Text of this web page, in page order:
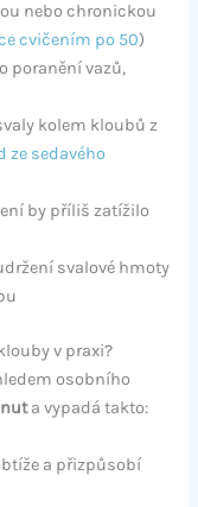
nebo chronickou
cvičením po 50)
poranění vazů,
kolem kloubů z
ze sedavého
by příliš zatížilo
svalové hmoty
v praxi?
osobního
a vypadá takto:
a přizpůsobí